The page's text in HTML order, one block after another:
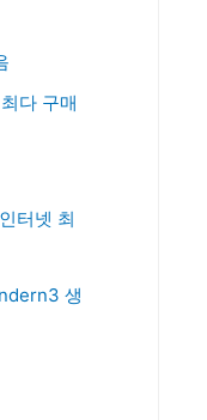
다 구매
터넷 최
생